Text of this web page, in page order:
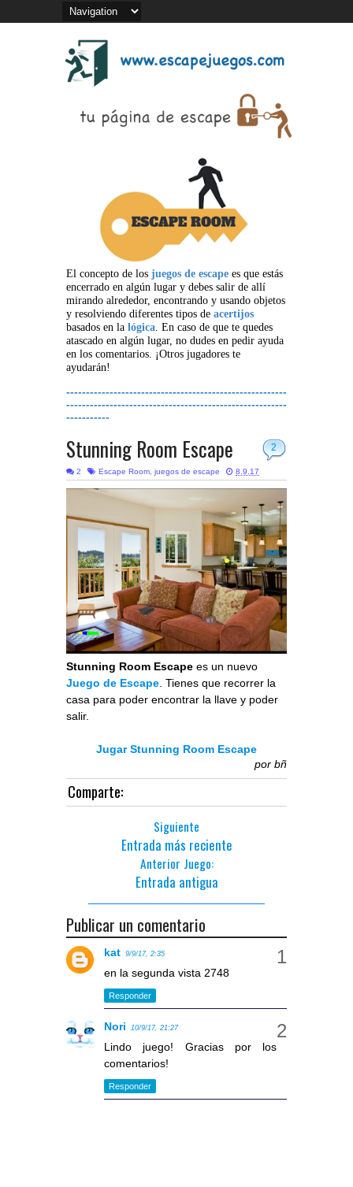
El concepto de los juegos de escape es que estás
encerrado en algún lugar y debes salir de allí
mirando alrededor, encontrando y usando objetos
y resolviendo diferentes tipos de acertijos
basados en la lógica. En caso de que te quedes
atascado en algún lugar, no dudes en pedir ayuda
en los comentarios. ¡Otros jugadores te
ayudarán!
--------------------------------------------------------
--------------------------------------------------------
-----------
2
Stunning Room Escape
2 Escape Room, juegos de escape 8.9.17
Stunning Room Escape es un nuevo
Juego de Escape. Tienes que recorrer la
casa para poder encontrar la llave y poder
salir.
Jugar Stunning Room Escape
por bñ
Comparte:
Siguiente
Entrada más reciente
Anterior Juego:
Entrada antigua
Publicar un comentario
kat 9/9/17, 2:35
en la segunda vista 2748
Responder
Nori 10/9/17, 21:27
Lindo juego! Gracias por los
comentarios!
Responder